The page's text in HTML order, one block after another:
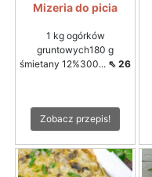
Mizeria do picia
1 kg ogórków
gruntowych180 g
śmietany 12%300... ⇖ 26
Zobacz przepis!